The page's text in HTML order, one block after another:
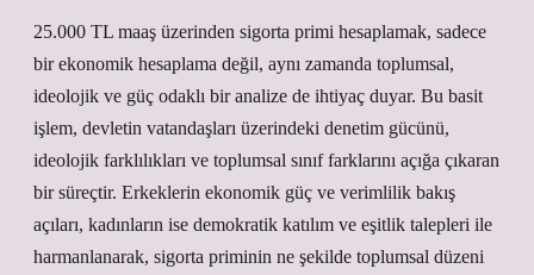
25.000 TL maaş üzerinden sigorta primi hesaplamak, sadece
bir ekonomik hesaplama değil, aynı zamanda toplumsal,
ideolojik ve güç odaklı bir analize de ihtiyaç duyar. Bu basit
işlem, devletin vatandaşları üzerindeki denetim gücünü,
ideolojik farklılıkları ve toplumsal sınıf farklarını açığa çıkaran
bir süreçtir. Erkeklerin ekonomik güç ve verimlilik bakış
açıları, kadınların ise demokratik katılım ve eşitlik talepleri ile
harmanlanarak, sigorta priminin ne şekilde toplumsal düzeni